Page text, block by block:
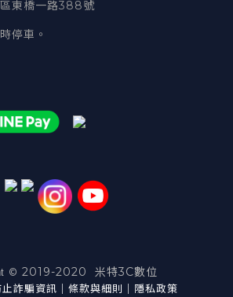
區東橋一路388號
停車。
© 2019-2020 米特3C數位
止詐騙資訊 條款與細則 隱私政策